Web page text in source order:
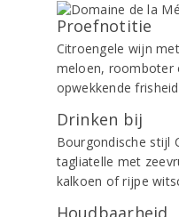
Proefnotitie
Citroengele wijn
meloen, roomboter
opwekkende
Drinken bij
Bourgondische stijl
tagliatelle met
kalkoen of rijpe
Houdbaarheid